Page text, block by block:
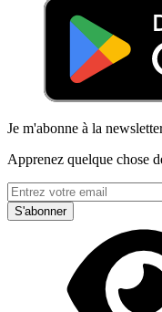
Je m'abonne à la
Apprenez quelque chose
S'abonner